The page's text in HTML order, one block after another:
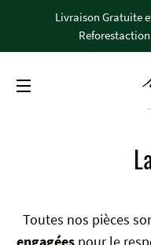
Livraison Gratuite
Toutes nos pièces